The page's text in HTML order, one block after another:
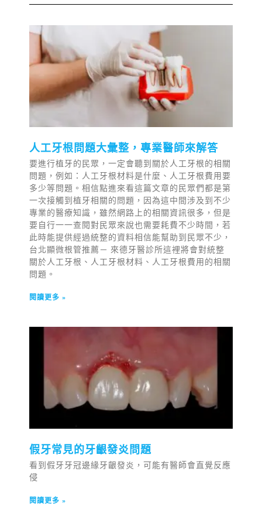
人工牙根問題大彙整，專業醫師來解答
要進行植牙的民眾，一定會聽到關於人工牙根的相關
問題，例如：人工牙根材料是什麼、人工牙根費用要
多少等問題。相信點進來看這篇文章的民眾們都是第
一次接觸到植牙相關的問題，因為這中間涉及到不少
專業的醫療知識，雖然網路上的相關資訊很多，但是
要自行一一查閱對民眾來說也需要耗費不少時間，若
此時能提供經過統整的資料相信能幫助到民眾不少，
台北顯微根管推薦－ 來德牙醫診所這裡將會對統整
關於人工牙根、人工牙根材料、人工牙根費用的相關
問題。
閱讀更多 »
假牙常見的牙齦發炎問題
看到假牙牙冠邊緣牙齦發炎，可能有醫師會直覺反應
侵
閱讀更多 »